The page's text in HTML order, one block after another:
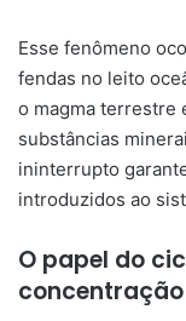
Esse fenômeno
fendas no leito
o magma terrestre
substâncias
ininterrupto
introduzidos ao
O papel do